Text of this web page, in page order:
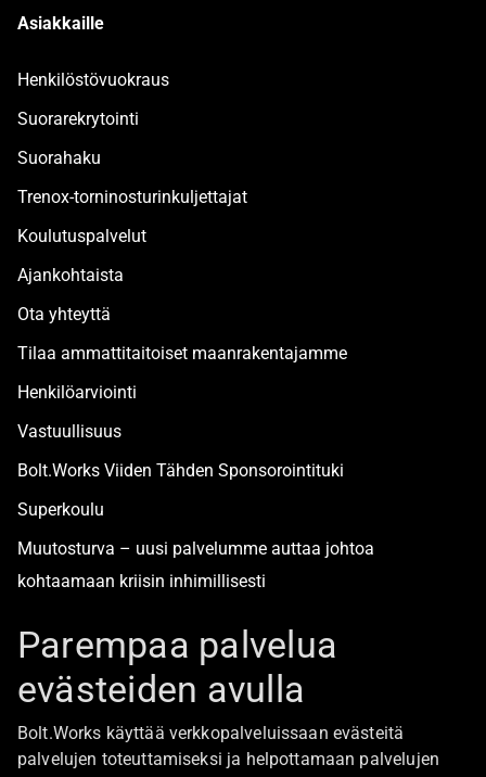
Asiakkaille
Henkilöstövuokraus
Suorarekrytointi
Suorahaku
Trenox-torninosturinkuljettajat
Koulutuspalvelut
Ajankohtaista
Ota yhteyttä
Tilaa ammattitaitoiset maanrakentajamme
Henkilöarviointi
Vastuullisuus
Bolt.Works Viiden Tähden Sponsorointituki
Superkoulu
Muutosturva – uusi palvelumme auttaa johtoa
kohtaamaan kriisin inhimillisesti
Boltista
Töihin Bolt.Worksin toimistolle
Parempaa palvelua
evästeiden avulla
Bolt.Works käyttää verkkopalveluissaan evästeitä
palvelujen toteuttamiseksi ja helpottamaan palvelujen